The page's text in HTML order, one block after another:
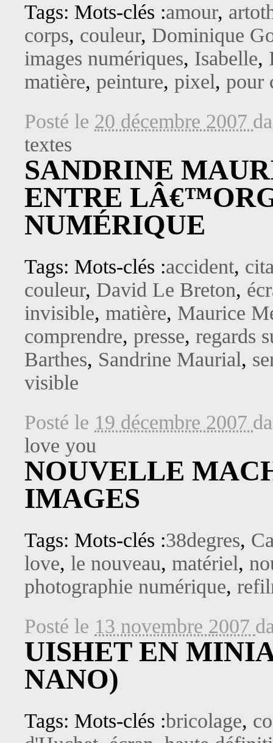
Tags: Mots-clés :amour,
corps, couleur, Dominique
images numériques, Isabelle,
matière, peinture, pixel, pour
Posté le 20 décembre 2007
textes
SANDRINE
ENTRE
NUMÉRIQUE
Tags: Mots-clés :accident,
couleur, David Le Breton,
invisible, matière, Maurice
comprendre, presse, regards
Barthes, Sandrine Maurial,
visible
Posté le 19 décembre 2007
love you
NOUVELLE
IMAGES
Tags: Mots-clés :38degres,
love, le nouveau, matériel,
photographie numérique,
Posté le 13 novembre 2007
UISHET EN
NANO)
Tags: Mots-clés :bricolage,